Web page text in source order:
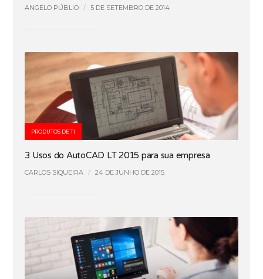
ANGELO PÚBLIO / 5 DE SETEMBRO DE 2014
PRODUTOS DE TI
3 Usos do AutoCAD LT 2015 para sua empresa
CARLOS SIQUEIRA / 24 DE JUNHO DE 2015